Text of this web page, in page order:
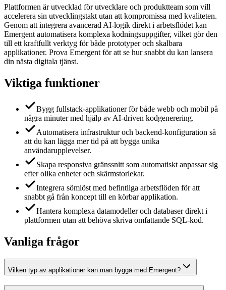
Plattformen är utvecklad för utvecklare och produktteam som vill
accelerera sin utvecklingstakt utan att kompromissa med kvaliteten.
Genom att integrera avancerad AI-logik direkt i arbetsflödet kan
Emergent automatisera komplexa kodningsuppgifter, vilket gör den
till ett kraftfullt verktyg för både prototyper och skalbara
applikationer. Prova Emergent för att se hur snabbt du kan lansera
din nästa digitala tjänst.
Viktiga funktioner
Bygg fullstack-applikationer för både webb och mobil på
några minuter med hjälp av AI-driven kodgenerering.
Automatisera infrastruktur och backend-konfiguration så
att du kan lägga mer tid på att bygga unika
användarupplevelser.
Skapa responsiva gränssnitt som automatiskt anpassar sig
efter olika enheter och skärmstorlekar.
Integrera sömlöst med befintliga arbetsflöden för att
snabbt gå från koncept till en körbar applikation.
Hantera komplexa datamodeller och databaser direkt i
plattformen utan att behöva skriva omfattande SQL-kod.
Vanliga frågor
Vilken typ av applikationer kan man bygga med Emergent?